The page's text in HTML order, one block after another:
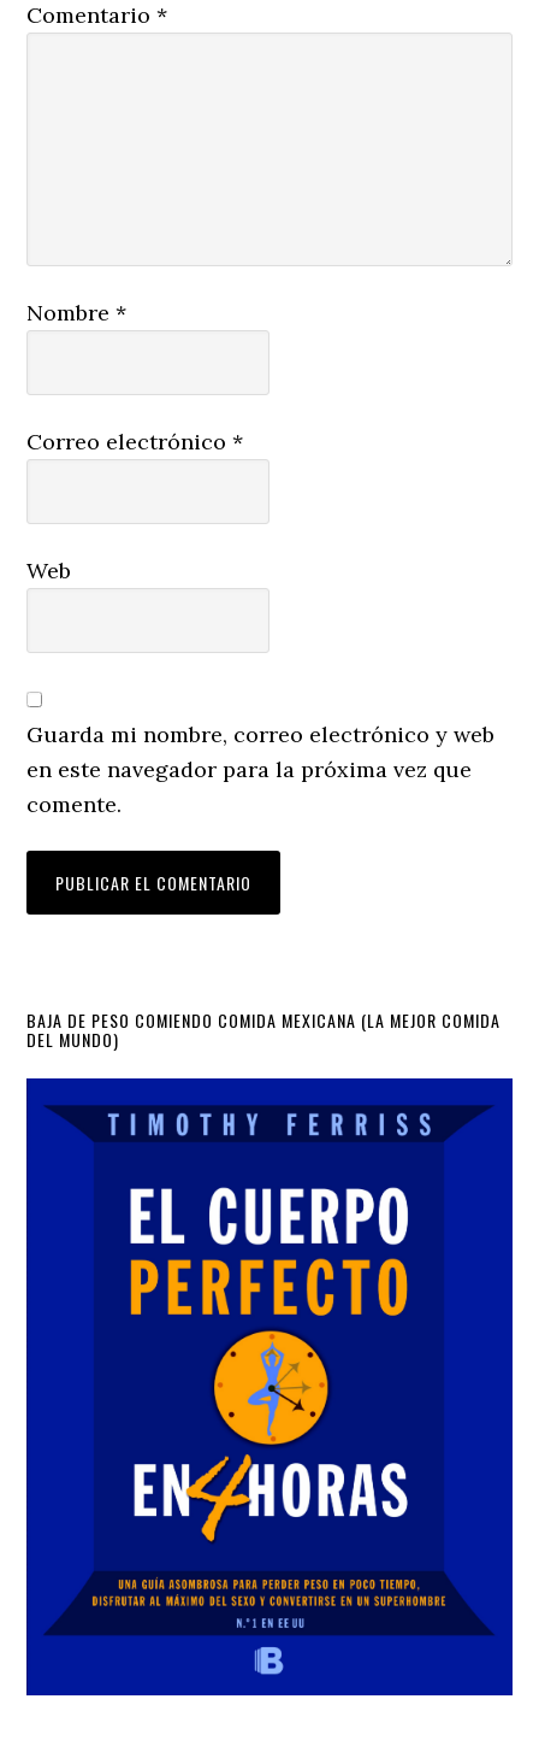
Comentario*
Nombre*
Correo electrónico*
Web
Guarda mi nombre, correo electrónico y web
en este navegador para la próxima vez que
comente.
Primary
Sidebar
BAJA DE PESO COMIENDO COMIDA MEXICANA (LA MEJOR COMIDA
DEL MUNDO)